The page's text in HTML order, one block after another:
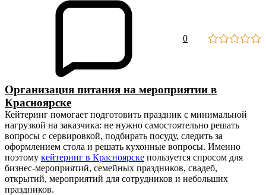
0
Организация питания на мероприятии в
Красноярске
Кейтеринг помогает подготовить праздник с минимальной
нагрузкой на заказчика: не нужно самостоятельно решать
вопросы с сервировкой, подбирать посуду, следить за
оформлением стола и решать кухонные вопросы. Именно
поэтому кейтеринг в Красноярске пользуется спросом для
бизнес-мероприятий, семейных праздников, свадеб,
открытий, мероприятий для сотрудников и небольших
праздников.